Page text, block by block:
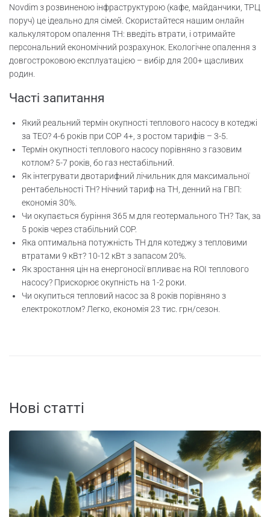
Novdim з розвиненою інфраструктурою (кафе, майданчики, ТРЦ
поруч) це ідеально для сімей. Скористайтеся нашим онлайн
калькулятором опалення ТН: введіть втрати, і отримайте
персональний економічний розрахунок. Екологічне опалення з
довгостроковою експлуатацією – вибір для 200+ щасливих
родин.
Часті запитання
Який реальний термін окупності теплового насосу в котеджі
за ТЕО? 4-6 років при COP 4+, з ростом тарифів – 3-5.
Термін окупності теплового насосу порівняно з газовим
котлом? 5-7 років, бо газ нестабільний.
Як інтегрувати двотарифний лічильник для максимальної
рентабельності ТН? Нічний тариф на ТН, денний на ГВП:
економія 30%.
Чи окупається буріння 365 м для геотермального ТН? Так, за
5 років через стабільний COP.
Яка оптимальна потужність ТН для котеджу з тепловими
втратами 9 кВт? 10-12 кВт з запасом 20%.
Як зростання цін на енергоносії впливає на ROI теплового
насосу? Прискорює окупність на 1-2 роки.
Чи окупиться тепловий насос за 8 років порівняно з
електрокотлом? Легко, економія 23 тис. грн/сезон.
Нові статті